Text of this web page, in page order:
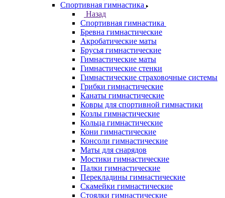
Спортивная гимнастика
Назад
Спортивная гимнастика
Бревна гимнастические
Акробатические маты
Брусья гимнастические
Гимнастические маты
Гимнастические стенки
Гимнастические страховочные системы
Грибки гимнастические
Канаты гимнастические
Ковры для спортивной гимнастики
Козлы гимнастические
Кольца гимнастические
Кони гимнастические
Консоли гимнастические
Маты для снарядов
Мостики гимнастические
Палки гимнастические
Перекладины гимнастические
Скамейки гимнастические
Стоялки гимнастические